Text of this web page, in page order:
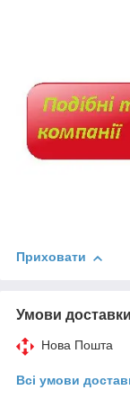
Приховати
Умови доставки
Нова Пошта
Всі умови